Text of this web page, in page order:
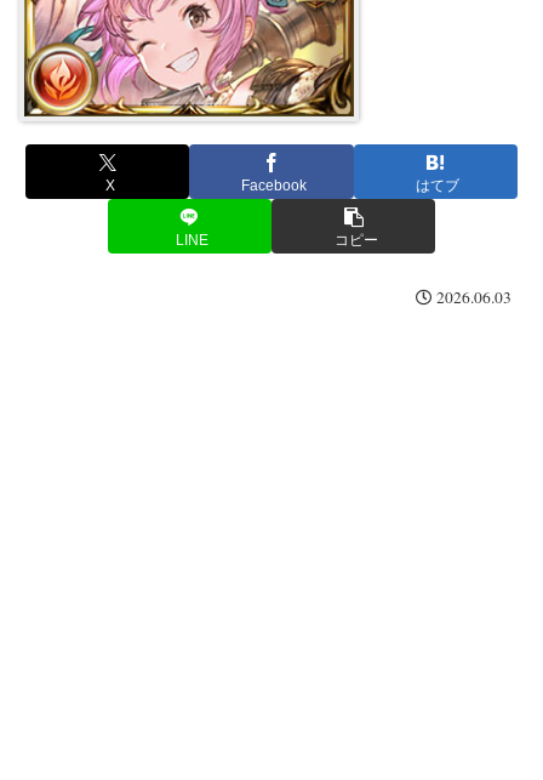
X Facebook はてブ
LINE コピー
2026.06.03